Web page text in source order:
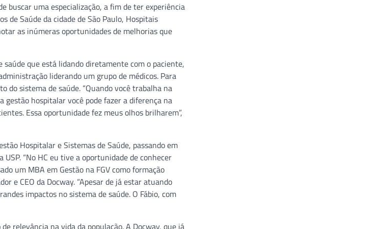
buscar uma especialização, a fim de ter experiência
de Saúde da cidade de São Paulo, Hospitais
as inúmeras oportunidades de melhorias que
que está lidando diretamente com o paciente,
liderando um grupo de médicos. Para
do sistema de saúde. “Quando você trabalha na
gestão hospitalar você pode fazer a diferença na
Essa oportunidade fez meus olhos brilharem”,
Hospitalar e Sistemas de Saúde, passando em
“No HC eu tive a oportunidade de conhecer
um MBA em Gestão na FGV como formação
e CEO da Docway. “Apesar de já estar atuando
impactos no sistema de saúde. O Fábio, com
relevância na vida da população. A Docway, que já